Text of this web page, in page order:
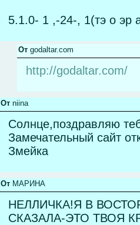
5.1.0- 1 ,-24-, 1(тэ о эр
От godaltar.com
http://godaltar.com/
От niina
Солнце,поздравляю
Замечательный сайт
Змейка
От МАРИНА
НЕЛЛИЧКА!Я В
СКАЗАЛА-ЭТО ТВОЯ